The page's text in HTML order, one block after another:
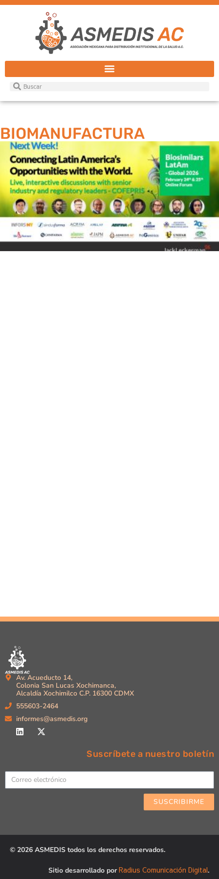
BIOMANUFACTURA
Av. Acueducto 14,
Colonia San Lucas Xochimanca,
Alcaldía Xochimilco C.P. 16300 CDMX
555603-2464
informes@asmedis.org
Suscríbete a nuestro boletín
SUSCRIBIRME
© 2026 ASMEDIS todos los derechos reservados.
Sitio desarrollado porRadius Comunicación Digital.